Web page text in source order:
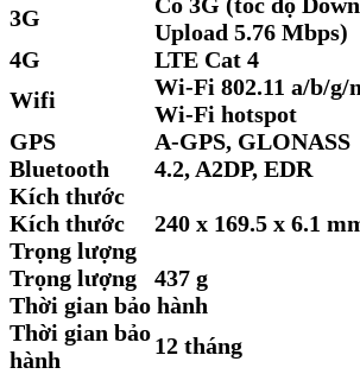
3G
Upload 5.76 Mbps)
4G
LTE Cat 4
Wifi
Wi-Fi 802.11 a/b/g/
Wi-Fi hotspot
GPS
A-GPS, GLONASS
Bluetooth
4.2, A2DP, EDR
Kích thước
Kích thước
240 x 169.5 x 6.1
Trọng lượng
Trọng lượng
437 g
Thời gian bảo hành
Thời gian bảo
hành
12 tháng